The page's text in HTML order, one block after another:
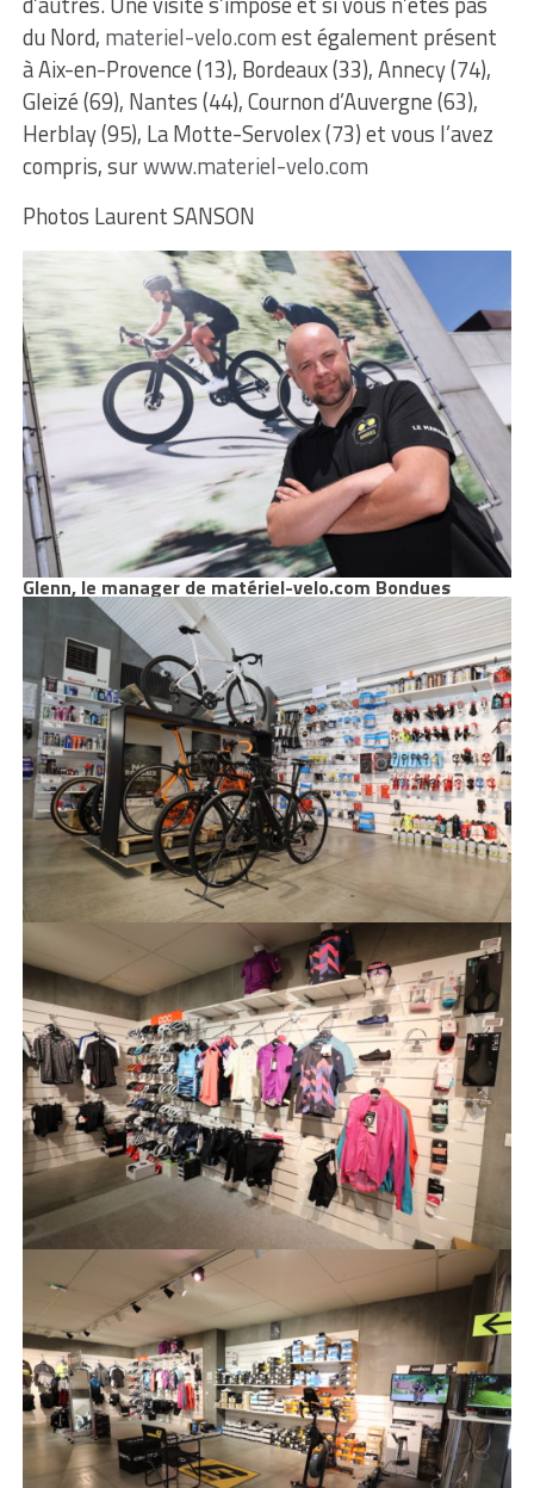
du Nord, materiel-velo.comest également présent
à Aix-en-Provence (13), Bordeaux (33), Annecy (74),
Gleizé (69), Nantes (44), Cournon d’Auvergne (63),
Herblay (95), La Motte-Servolex (73) et vous l’avez
compris, surwww.materiel-velo.com
Photos Laurent SANSON
Glenn, le manager de matériel-velo.com Bondues